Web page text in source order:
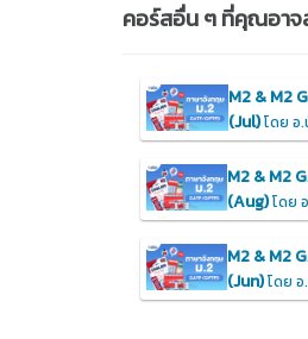
คอร์สอื่น ๆ ที่คุณอาจ
M2 & M2
(Jul)โดย อ
M2 & M2
(Aug)โดย
M2 & M2
(Jun)โดย